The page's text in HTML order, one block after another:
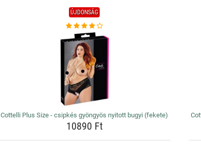
ÚJDONSÁG
Cottelli Plus Size - csipkés gyöngyös nyitott bugyi (fekete)
10890 Ft